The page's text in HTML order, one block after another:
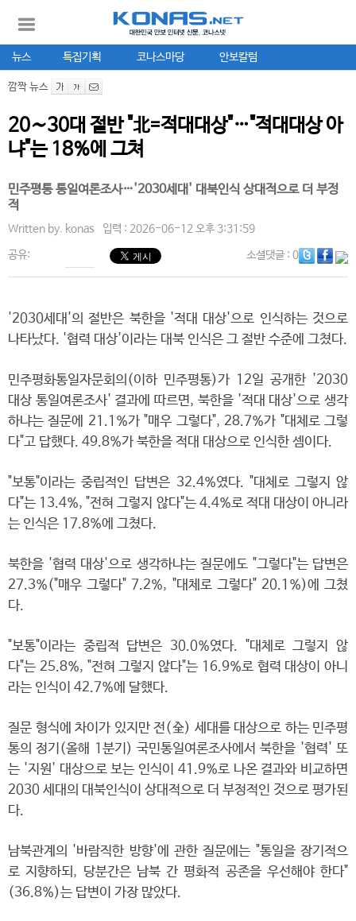
뉴스 특집기획 코나스마당 안보칼럼
깜짝 뉴스
20∼30대 절반 "北=적대대상"…"적대대상 아
냐"는 18%에 그쳐
민주평통 통일여론조사…'2030세대' 대북인식 상대적으로 더 부정
적
Written by. konas 입력 : 2026-06-12 오후 3:31:59
공유: 소셜댓글: 0
'2030세대'의 절반은 북한을 '적대 대상'으로 인식하는 것으로
나타났다. '협력 대상'이라는 대북 인식은 그 절반 수준에 그쳤다.
민주평화통일자문회의(이하 민주평통)가 12일 공개한 '2030
대상 통일여론조사' 결과에 따르면, 북한을 '적대 대상'으로 생각
하냐는 질문에 21.1%가 "매우 그렇다", 28.7%가 "대체로 그렇
다"고 답했다. 49.8%가 북한을 적대 대상으로 인식한 셈이다.
"보통"이라는 중립적인 답변은 32.4%였다. "대체로 그렇지 않
다"는 13.4%, "전혀 그렇지 않다"는 4.4%로 적대 대상이 아니라
는 인식은 17.8%에 그쳤다.
북한을 '협력 대상'으로 생각하냐는 질문에도 "그렇다"는 답변은
27.3%("매우 그렇다" 7.2%, "대체로 그렇다" 20.1%)에 그쳤
다.
"보통"이라는 중립적 답변은 30.0%였다. "대체로 그렇지 않
다"는 25.8%, "전혀 그렇지 않다"는 16.9%로 협력 대상이 아니
라는 인식이 42.7%에 달했다.
질문 형식에 차이가 있지만 전(全) 세대를 대상으로 하는 민주평
통의 정기(올해 1분기) 국민통일여론조사에서 북한을 '협력' 또
는 '지원' 대상으로 보는 인식이 41.9%로 나온 결과와 비교하면
2030 세대의 대북인식이 상대적으로 더 부정적인 것으로 평가된
다.
남북관계의 '바람직한 방향'에 관한 질문에는 "통일을 장기적으
로 지향하되, 당분간은 남북 간 평화적 공존을 우선해야 한다"
(36.8%)는 답변이 가장 많았다.